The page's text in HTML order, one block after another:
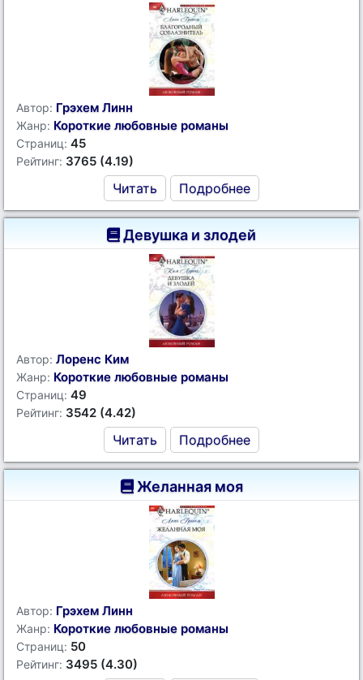
Автор: Грэхем Линн
Жанр: Короткие любовные романы
Страниц: 45
Рейтинг: 3765 (4.19)
Читать Подробнее
Девушка и злодей
Автор: Лоренс Ким
Жанр: Короткие любовные романы
Страниц: 49
Рейтинг: 3542 (4.42)
Читать Подробнее
Желанная моя
Автор: Грэхем Линн
Жанр: Короткие любовные романы
Страниц: 50
Рейтинг: 3495 (4.30)